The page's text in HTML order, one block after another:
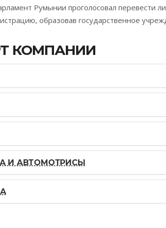
Румынии проголосовал
образовав государственное
КОМПАНИИ
И АВТОМОТРИСЫ